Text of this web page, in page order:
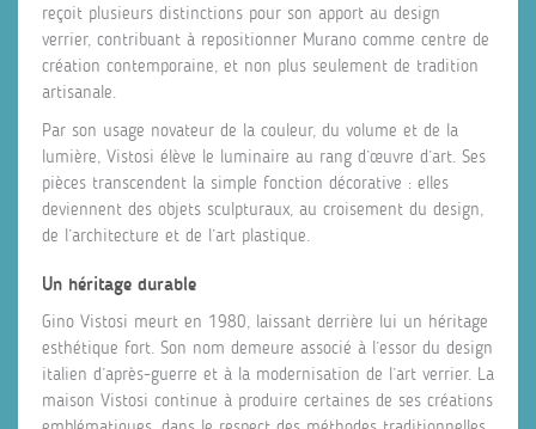
reçoit plusieurs distinctions pour son apport au design
verrier, contribuant à repositionner Murano comme centre de
création contemporaine, et non plus seulement de tradition
artisanale.
Par son usage novateur de la couleur, du volume et de la
lumière, Vistosi élève le luminaire au rang d’œuvre d’art. Ses
pièces transcendent la simple fonction décorative : elles
deviennent des objets sculpturaux, au croisement du design,
de l’architecture et de l’art plastique.
Un héritage durable
Gino Vistosi meurt en 1980, laissant derrière lui un héritage
esthétique fort. Son nom demeure associé à l’essor du design
italien d’après-guerre et à la modernisation de l’art verrier. La
maison Vistosi continue à produire certaines de ses créations